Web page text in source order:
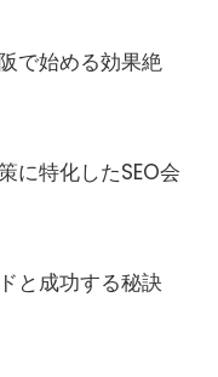
で始める効果絶
に特化したSEO会
と成功する秘訣